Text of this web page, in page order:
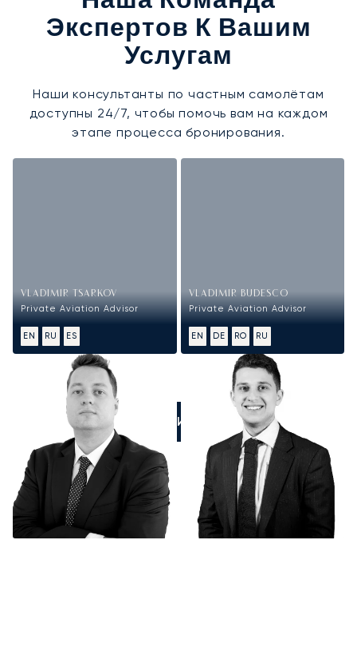
Экспертов К Вашим
Услугам
Наши консультанты по частным самолётам
доступны 24/7, чтобы помочь вам на каждом
этапе процесса бронирования.
VLADIMIR TSARKOV
Private Aviation Advisor
EN RU ES
VLADIMIR BUDESCO
Private Aviation Advisor
EN DE RO RU
ПОЗВОНИТЕ НАМ